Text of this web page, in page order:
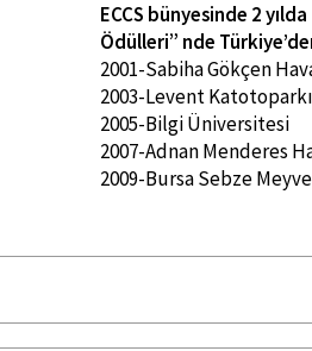
ECCS bünyesinde 2
Ödülleri” nde
2001-Sabiha Gökçen
2003-Levent Katotoparkı
2005-Bilgi Üniversitesi
2007-Adnan Menderes
2009-Bursa Sebze